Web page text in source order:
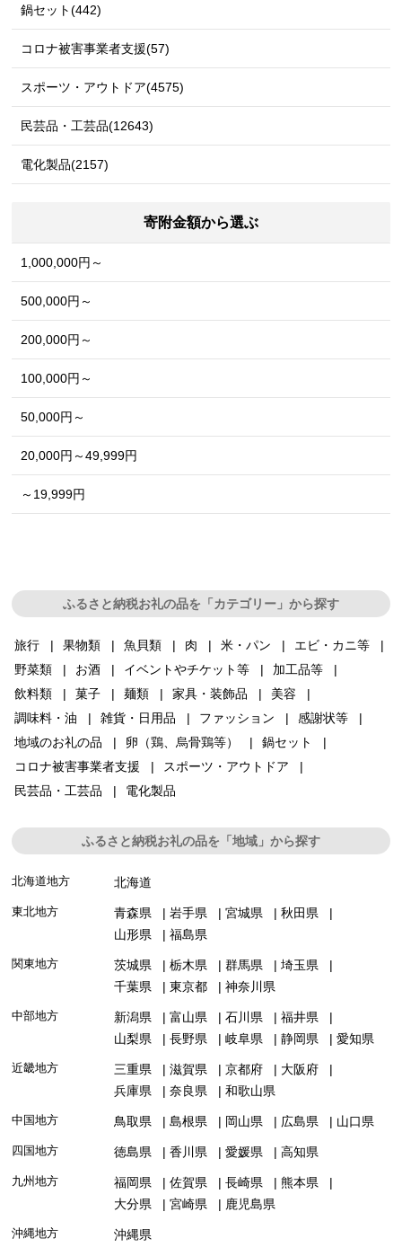
鍋セット(442)
コロナ被害事業者支援(57)
スポーツ・アウトドア(4575)
民芸品・工芸品(12643)
電化製品(2157)
寄附金額から選ぶ
1,000,000円～
500,000円～
200,000円～
100,000円～
50,000円～
20,000円～49,999円
～19,999円
ふるさと納税お礼の品を「カテゴリー」から探す
旅行 果物類 魚貝類 肉 米・パン
エビ・カニ等
野菜類
お酒 イベントやチケット等
加工品等
飲料類
菓子 麺類 家具・装飾品
美容
調味料・油
雑貨・日用品 ファッション
感謝状等
地域のお礼の品
卵（鶏、烏骨鶏等）
鍋セット
コロナ被害事業者支援
スポーツ・アウトドア
民芸品・工芸品
電化製品
ふるさと納税お礼の品を「地域」から探す
北海道地方 北海道
東北地方 青森県 岩手県 宮城県
秋田県
山形県
福島県
関東地方 茨城県 栃木県 群馬県
埼玉県
千葉県
東京都 神奈川県
中部地方 新潟県 富山県 石川県
福井県
山梨県
長野県 岐阜県 静岡県 愛知県
近畿地方 三重県 滋賀県 京都府
大阪府
兵庫県
奈良県 和歌山県
中国地方 鳥取県 島根県 岡山県 広島県 山口県
四国地方 徳島県 香川県 愛媛県 高知県
九州地方 福岡県 佐賀県 長崎県
熊本県
大分県
宮崎県 鹿児島県
沖縄地方 沖縄県